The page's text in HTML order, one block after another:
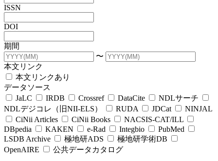
ISSN
DOI
期間
〜
本文リンク
本文リンクあり
データソース
JaLC
IRDB Crossref DataCite
NDLサーチ
NDLデジコレ（旧NII-ELS）
RUDA JDCat
NINJAL
CiNii Articles
CiNii Books
NACSIS-CAT/ILL
DBpedia
KAKEN e-Rad Integbio
PubMed
LSDB Archive
極地研ADS
極地研学術DB
OpenAIRE
公共データカタログ